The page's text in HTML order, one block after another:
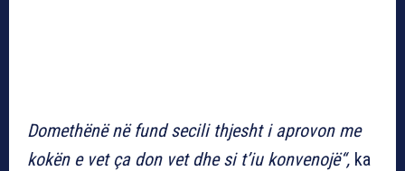
Domethënë në fund secili thjesht i aprovon me
kokën e vet ça don vet dhe si t’iu konvenojë“, ka